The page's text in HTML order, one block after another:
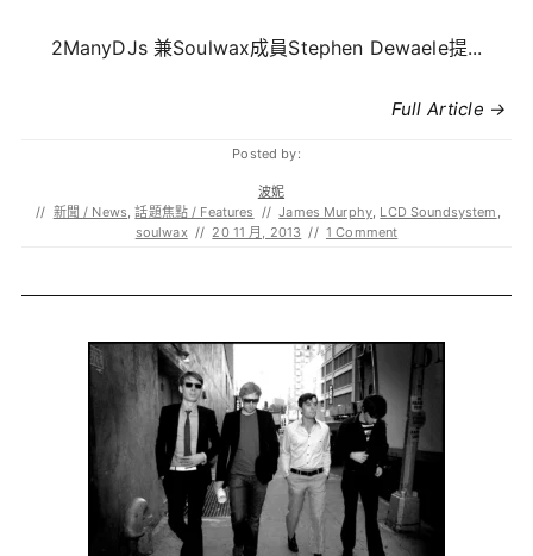
2ManyDJs 兼Soulwax成員Stephen Dewaele提...
Full Article →
Posted by:
波妮
// 新聞 / News,話題焦點 / Features // James Murphy, LCD Soundsystem ,
soulwax // 20 11 月, 2013 // 1 Comment